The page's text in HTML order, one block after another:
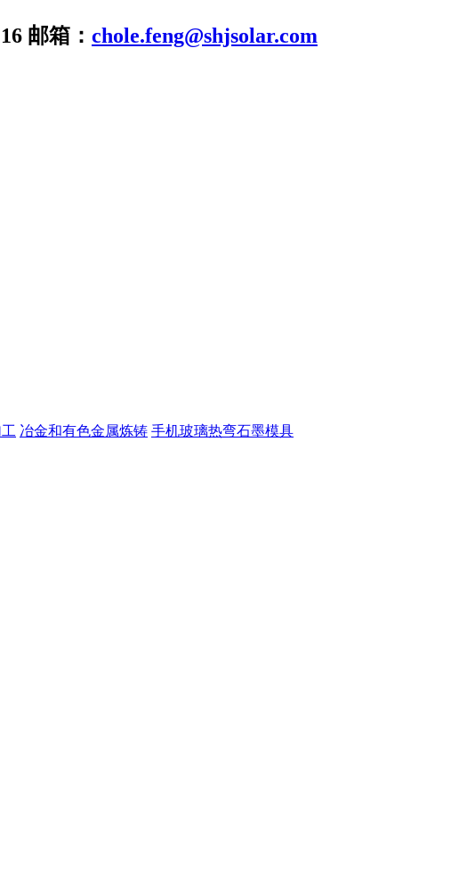
邮箱： chole.feng@shjsolar.com
冶金和有色金属炼铸 手机玻璃热弯石墨模具